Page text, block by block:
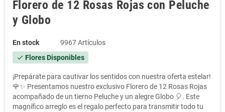
Florero de 12 Rosas Rojas con Peluche
y Globo
En stock 9967 Artículos
check Flores Disponibles
¡Prepárate para cautivar los sentidos con nuestra oferta estelar!
🌹✨ Presentamos nuestro exclusivo Florero de 12 Rosas Rojas
acompañado de un tierno Peluche y un alegre Globo 🎈. Este
magnífico arreglo es el regalo perfecto para transmitir todo tu